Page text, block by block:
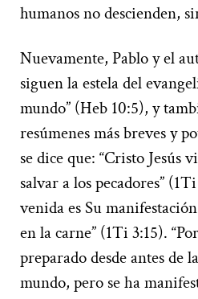
humanos no descienden,
Nuevamente, Pablo y el
siguen la estela del
mundo” (Heb 10:5), y
resúmenes más breves y
se dice que: “Cristo Jesús
salvar a los pecadores”
venida es Su
en la carne” (1Ti 3:15).
preparado desde antes de
mundo, pero se ha